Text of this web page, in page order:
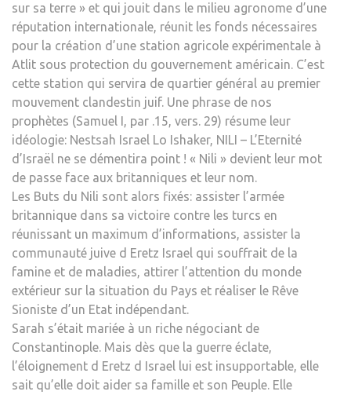
sur sa terre » et qui jouit dans le milieu agronome d’une
réputation internationale, réunit les fonds nécessaires
pour la création d’une station agricole expérimentale à
Atlit sous protection du gouvernement américain. C’est
cette station qui servira de quartier général au premier
mouvement clandestin juif. Une phrase de nos
prophètes (Samuel I, par .15, vers. 29) résume leur
idéologie: Nestsah Israel Lo Ishaker, NILI – L’Eternité
d’Israël ne se démentira point ! « Nili » devient leur mot
de passe face aux britanniques et leur nom.
Les Buts du Nili sont alors fixés: assister l’armée
britannique dans sa victoire contre les turcs en
réunissant un maximum d’informations, assister la
communauté juive d Eretz Israel qui souffrait de la
famine et de maladies, attirer l’attention du monde
extérieur sur la situation du Pays et réaliser le Rêve
Sioniste d’un Etat indépendant.
Sarah s’était mariée à un riche négociant de
Constantinople. Mais dès que la guerre éclate,
l’éloignement d Eretz d Israel lui est insupportable, elle
sait qu’elle doit aider sa famille et son Peuple. Elle